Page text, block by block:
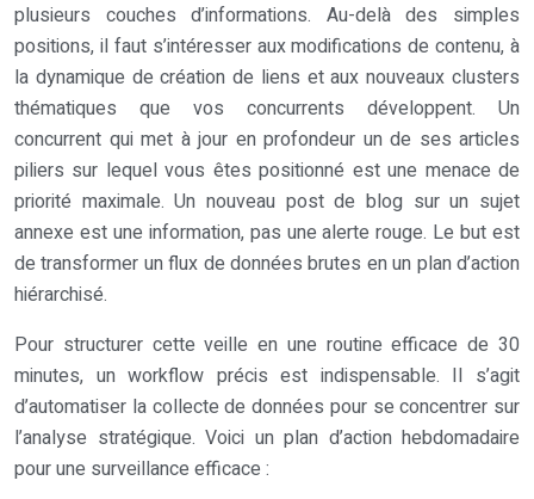
plusieurs couches d’informations. Au-delà des simples
positions, il faut s’intéresser aux modifications de contenu, à
la dynamique de création de liens et aux nouveaux clusters
thématiques que vos concurrents développent. Un
concurrent qui met à jour en profondeur un de ses articles
piliers sur lequel vous êtes positionné est une menace de
priorité maximale. Un nouveau post de blog sur un sujet
annexe est une information, pas une alerte rouge. Le but est
de transformer un flux de données brutes en un plan d’action
hiérarchisé.
Pour structurer cette veille en une routine efficace de 30
minutes, un workflow précis est indispensable. Il s’agit
d’automatiser la collecte de données pour se concentrer sur
l’analyse stratégique. Voici un plan d’action hebdomadaire
pour une surveillance efficace :